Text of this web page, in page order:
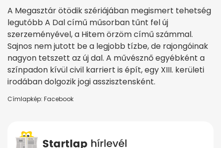
A Megasztár ötödik szériájában megismert tehetség
legutóbb A Dal című műsorban tűnt fel új
szerzeményével, a Hitem örzöm című számmal.
Sajnos nem jutott be a legjobb tízbe, de rajongóinak
nagyon tetszett az új dal. A művésznő egyébként a
színpadon kívül civil karriert is épít, egy XIII. kerületi
irodában dolgozik jogi asszisztensként.
Címlapkép: Facebook